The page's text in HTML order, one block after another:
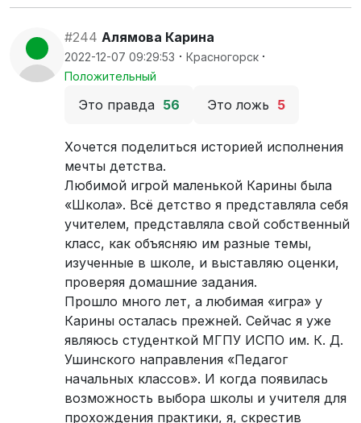
#244 Алямова Карина
2022-12-07 09:29:53 · Красногорск ·
Положительный
Это правда 56 Это ложь 5
Хочется поделиться историей исполнения
мечты детства.
Любимой игрой маленькой Карины была
«Школа». Всё детство я представляла себя
учителем, представляла свой собственный
класс, как объясняю им разные темы,
изученные в школе, и выставляю оценки,
проверяя домашние задания.
Прошло много лет, а любимая «игра» у
Карины осталась прежней. Сейчас я уже
являюсь студенткой МГПУ ИСПО им. К. Д.
Ушинского направления «Педагог
начальных классов». И когда появилась
возможность выбора школы и учителя для
прохождения практики, я, скрестив